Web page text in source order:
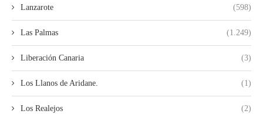
Lanzarote (598)
Las Palmas (1.249)
Liberación Canaria (3)
Los Llanos de Aridane. (1)
Los Realejos (2)